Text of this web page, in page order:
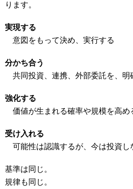
ります。
実現する
意図をもって決め、実行する
分かち合う
共同投資、連携、外部委託を、明
強化する
価値が生まれる確率や規模を高め
受け入れる
可能性は認識するが、今は投資し
基準は同じ。
規律も同じ。